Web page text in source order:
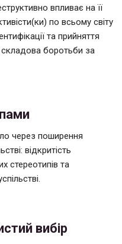
впливає на її
по всьому світу
та прийняття
боротьби за
через поширення
відкритість
стереотипів та
вибір